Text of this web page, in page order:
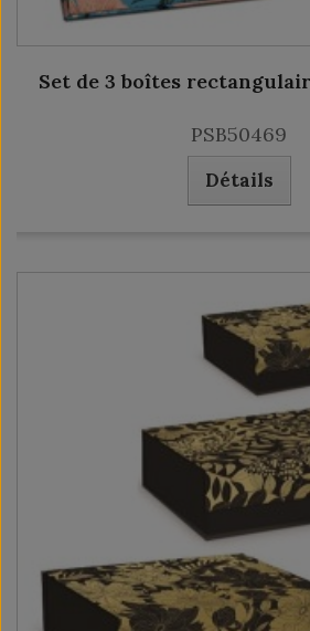
Set de 3 boîtes
PSB50469
Détails